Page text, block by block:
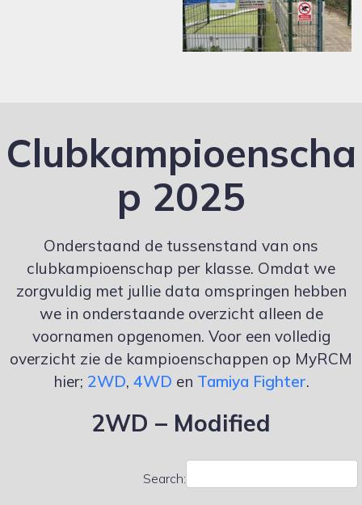
Clubkampioenscha
p 2025
Onderstaand de tussenstand van ons
clubkampioenschap per klasse. Omdat we
zorgvuldig met jullie data omspringen hebben
we in onderstaande overzicht alleen de
voornamen opgenomen. Voor een volledig
overzicht zie de kampioenschappen op MyRCM
hier; 2WD, 4WD en Tamiya Fighter.
2WD – Modified
Search: